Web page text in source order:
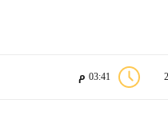
03:41 م